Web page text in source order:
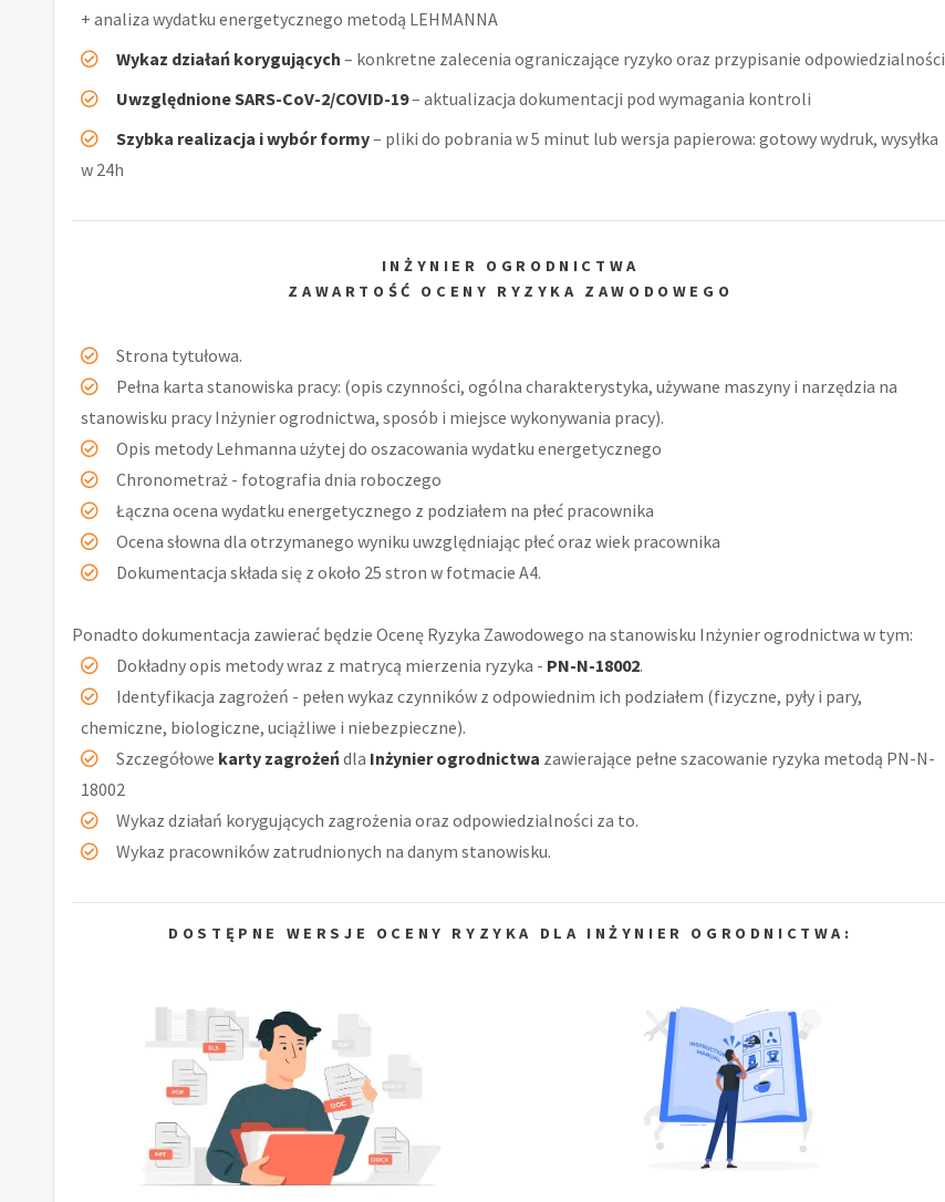
+ analiza wydatku energetycznego metodą LEHMANNA
Wykaz działań korygujących – konkretne zalecenia ograniczające ryzyko oraz przypisanie odpowiedzialności
Uwzględnione SARS-CoV-2/COVID-19– aktualizacja dokumentacji pod wymagania kontroli
Szybka realizacja i wybór formy– pliki do pobrania w 5 minut lub wersja papierowa: gotowy wydruk, wysyłka
w 24h
INŻYNIER OGRODNICTWA
ZAWARTOŚĆ OCENY RYZYKA ZAWODOWEGO
Strona tytułowa.
Pełna karta stanowiska pracy: (opis czynności, ogólna charakterystyka, używane maszyny i narzędzia na
stanowisku pracy Inżynier ogrodnictwa, sposób i miejsce wykonywania pracy).
Opis metody Lehmanna użytej do oszacowania wydatku energetycznego
Chronometraż - fotografia dnia roboczego
Łączna ocena wydatku energetycznego z podziałem na płeć pracownika
Ocena słowna dla otrzymanego wyniku uwzględniając płeć oraz wiek pracownika
Dokumentacja składa się z około 25 stron w fotmacie A4.
Ponadto dokumentacja zawierać będzie Ocenę Ryzyka Zawodowego na stanowisku Inżynier ogrodnictwa w tym:
Dokładny opis metody wraz z matrycą mierzenia ryzyka - PN-N-18002.
Identyfikacja zagrożeń - pełen wykaz czynników z odpowiednim ich podziałem (fizyczne, pyły i pary,
chemiczne, biologiczne, uciążliwe i niebezpieczne).
Szczegółowe karty zagrożeńdla Inżynier ogrodnictwa zawierające pełne szacowanie ryzyka metodą PN-N-
18002
Wykaz działań korygujących zagrożenia oraz odpowiedzialności za to.
Wykaz pracowników zatrudnionych na danym stanowisku.
DOSTĘPNE WERSJE OCENY RYZYKA DLA INŻYNIER OGRODNICTWA: